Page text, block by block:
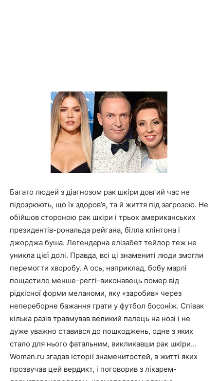
новини
знаменитостей
Багато людей з діагнозом рак шкіри довгий час не
підозрюють, що їх здоров’я, та й життя під загрозою. Не
обійшов стороною рак шкіри і трьох американських
президентів-рональда рейгана, білла клінтона і
джорджа буша. Легендарна елізабет тейлор теж не
уникла цієї долі. Правда, всі ці знамениті люди змогли
перемогти хворобу. А ось, наприклад, бобу марлі
пощастило менше-реггі-виконавець помер від
рідкісної форми меланоми, яку «заробив» через
непереборне бажання грати у футбол босоніж. Співак
кілька разів травмував великий палець на нозі і не
дуже уважно ставився до пошкоджень, одне з яких
стало для нього фатальним, викликавши рак шкіри…
Woman.ru згадав історії знаменитостей, в житті яких
прозвучав цей вердикт, і поговорив з лікарем-